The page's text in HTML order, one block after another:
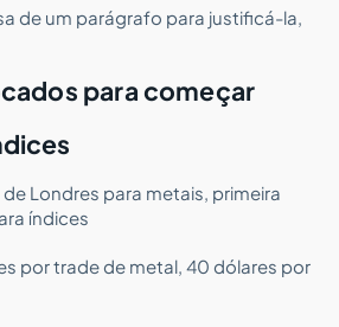
de um parágrafo para justificá-la,
para começar
de Londres para metais, primeira
índices
por trade de metal, 40 dólares por